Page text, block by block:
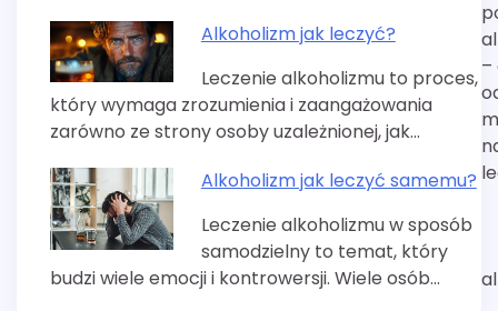
Alkoholizm jak leczyć?
Leczenie alkoholizmu to proces,
który wymaga zrozumienia i zaangażowania
zarówno ze strony osoby uzależnionej, jak…
Alkoholizm jak leczyć samemu?
Leczenie alkoholizmu w sposób
samodzielny to temat, który
budzi wiele emocji i kontrowersji. Wiele osób…
–